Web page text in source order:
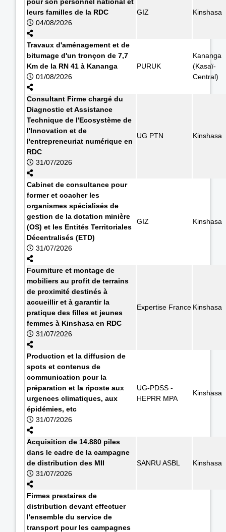
leurs familles de la RDC
04/08/2026
GIZ Kinshasa
Travaux d'aménagement et de
bitumage d'un tronçon de 7,7
Km de la RN 41 à Kananga
01/08/2026
PURUK
Kananga
(Kasaï-
Central)
Consultant Firme chargé du
Diagnostic et Assistance
Technique de l'Ecosystème de
l'Innovation et de
l'entrepreneuriat numérique en
RDC
31/07/2026
UG PTN Kinshasa
Cabinet de consultance pour
former et coacher les
organismes spécialisés de
gestion de la dotation minière
(OS) et les Entités Territoriales
Décentralisés (ETD)
31/07/2026
GIZ Kinshasa
Fourniture et montage de
mobiliers au profit de terrains
de proximité destinés à
accueillir et à garantir la
pratique des filles et jeunes
femmes à Kinshasa en RDC
31/07/2026
Expertise France Kinshasa
Production et la diffusion de
spots et contenus de
communication pour la
préparation et la riposte aux
urgences climatiques, aux
épidémies, etc
31/07/2026
UG-PDSS -
HEPRR MPA
Kinshasa
Acquisition de 14.880 piles
dans le cadre de la campagne
de distribution des MII
31/07/2026
SANRU ASBL Kinshasa
Firmes prestaires de
distribution devant effectuer
l'ensemble du service de
transport pour les campagnes